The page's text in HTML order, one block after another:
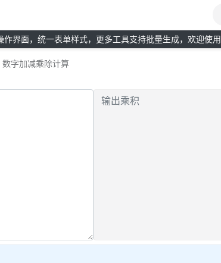
作界面，统一表单样式，更多工具支持批量生成，欢迎使用
数字加减乘除计算